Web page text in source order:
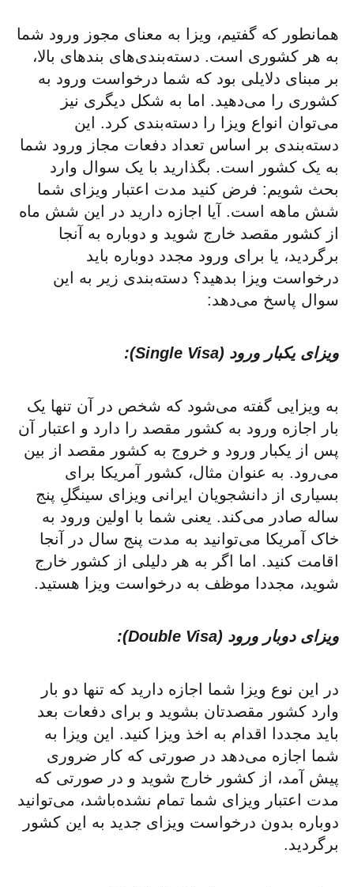
همانطور که گفتیم، ویزا به معنای مجوز ورود شما
به هر کشوری است. دسته‌بندی‌های بندهای بالا،
بر مبنای دلایلی بود که شما درخواست ورود به
کشوری را می‌دهید. اما به شکل دیگری نیز
می‌توان انواع ویزا را دسته‌بندی کرد. این
دسته‌بندی بر اساس تعداد دفعات مجاز ورود شما
به یک کشور است. بگذارید با یک سوال وارد
بحث شویم: فرض کنید مدت اعتبار ویزای شما
شش ماهه است. آیا اجازه دارید در این شش ماه
از کشور مقصد خارج شوید و دوباره به آنجا
برگردید، یا برای ورود مجدد دوباره باید
درخواست ویزا بدهید؟ دسته‌بندی زیر به این
سوال پاسخ می‌دهد:
ویزای یکبار ورود (Single Visa):
به ویزایی گفته می‌شود که شخص در آن تنها یک
بار اجازه ورود به کشور مقصد را دارد و اعتبار آن
پس از یکبار ورود و خروج به کشور مقصد از بین
می‌رود. به عنوان مثال، کشور آمریکا برای
بسیاری از دانشجویان ایرانی ویزای سینگلِ پنج
ساله صادر می‌کند. یعنی شما با اولین ورود به
خاک آمریکا می‌توانید به مدت پنج سال در آنجا
اقامت کنید. اما اگر به هر دلیلی از کشور خارج
شوید، مجددا موظف به درخواست ویزا هستید.
ویزای دوبار ورود (Double Visa
):
در این نوع ویزا شما اجازه دارید که تنها دو بار
وارد کشور مقصدتان بشوید و برای دفعات بعد
باید مجددا اقدام به اخذ ویزا کنید. این ویزا به
شما اجازه می‌دهد در صورتی که کار ضروری
پیش آمد، از کشور خارج شوید و در صورتی که
مدت اعتبار ویزای شما تمام نشده‌باشد، می‌توانید
دوباره بدون درخواست ویزای جدید به این کشور
برگردید.